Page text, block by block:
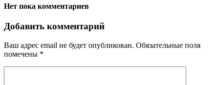
Нет пока комментариев
Добавить комментарий
Ваш адрес email не будет опубликован. Обязательные поля
помечены *